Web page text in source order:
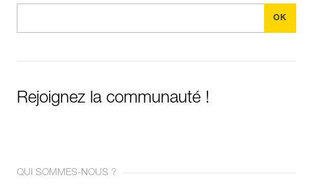
Rejoignez la communauté !
QUI SOMMES-NOUS ?